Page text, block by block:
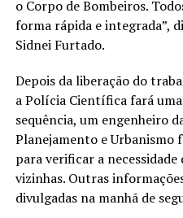
o Corpo de Bombeiros.
forma rápida e integrada”,
Sidnei Furtado.
Depois da liberação do
a Polícia Científica fará
sequência, um engenheiro
Planejamento e Urbanismo
para verificar a
vizinhas. Outras
divulgadas na manhã de